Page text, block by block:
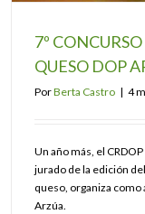
7º
QUESO DOP
PorBerta Castro | 4
Un año más, el
jurado de la edición
queso, organiza
Arzúa.